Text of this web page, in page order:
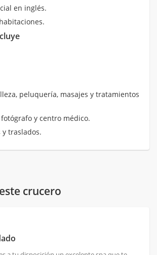
en inglés.
peluquería, masajes y tratamientos
y centro médico.
y traslados.
crucero